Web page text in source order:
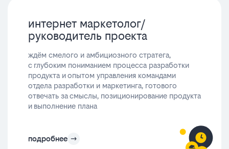
интернет маркетолог/
руководитель проекта
ждём смелого и амбициозного стратега,
с глубоким пониманием процесса разработки
продукта и опытом управления командами
отдела разработки и маркетинга, готового
отвечать за смыслы, позиционирование продукта
и выполнение плана
подробнее